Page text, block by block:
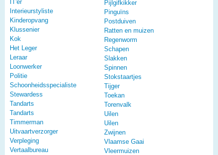
IT'er
Interieurstyliste
Kinderopvang
Klussenier
Kok
Het Leger
Leraar
Loonwerker
Politie
Schoonheidsspecialiste
Stewardess
Tandarts
Tandarts
Timmerman
Uitvaartverzorger
Verpleging
Vertaalbureau
Pijlgifkikker
Pinguïns
Postduiven
Ratten en muizen
Regenworm
Schapen
Slakken
Spinnen
Stokstaartjes
Tijger
Toekan
Torenvalk
Uilen
Uilen
Zwijnen
Vlaamse Gaai
Vleermuizen